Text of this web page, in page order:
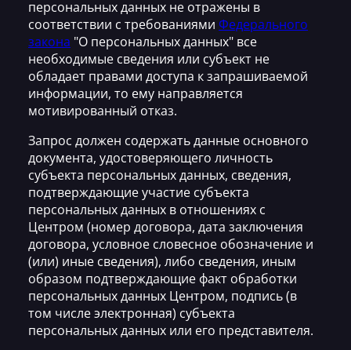
персональных данных не отражены в
соответствии с требованиями Федерального
закона "О персональных данных" все
необходимые сведения или субъект не
обладает правами доступа к запрашиваемой
информации, то ему направляется
мотивированный отказ.
Запрос должен содержать данные основного
документа, удостоверяющего личность
субъекта персональных данных, сведения,
подтверждающие участие субъекта
персональных данных в отношениях с
Центром (номер договора, дата заключения
договора, условное словесное обозначение и
(или) иные сведения), либо сведения, иным
образом подтверждающие факт обработки
персональных данных Центром, подпись (в
том числе электронная) субъекта
персональных данных или его представителя.